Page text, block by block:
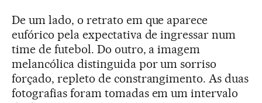
De um lado, o retrato em que aparece
eufórico pela expectativa de ingressar num
time de futebol. Do outro, a imagem
melancólica distinguida por um sorriso
forçado, repleto de constrangimento. As duas
fotografias foram tomadas em um intervalo